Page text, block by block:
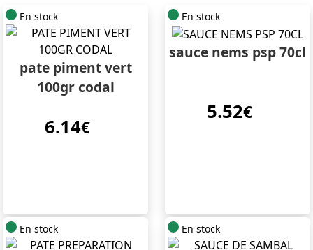
En stock
pate piment vert
100gr codal
6.14€
En stock
sauce nems psp 70cl
5.52€
En stock En stock